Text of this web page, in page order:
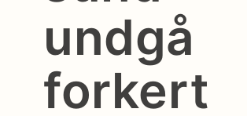
undgå
forkert